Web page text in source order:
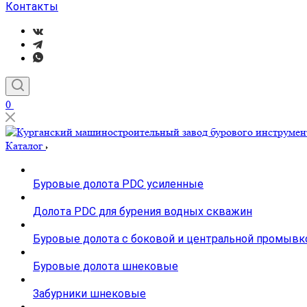
Контакты
0
Каталог
Буровые долота PDC усиленные
Долота PDC для бурения водных скважин
Буровые долота с бoковой и центральной
Буровые долота шнековые
Забурники шнековые